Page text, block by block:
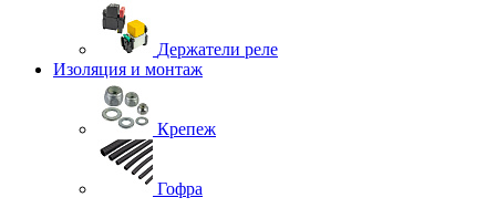
Держатели реле
Изоляция и монтаж
Крепеж
Гофра